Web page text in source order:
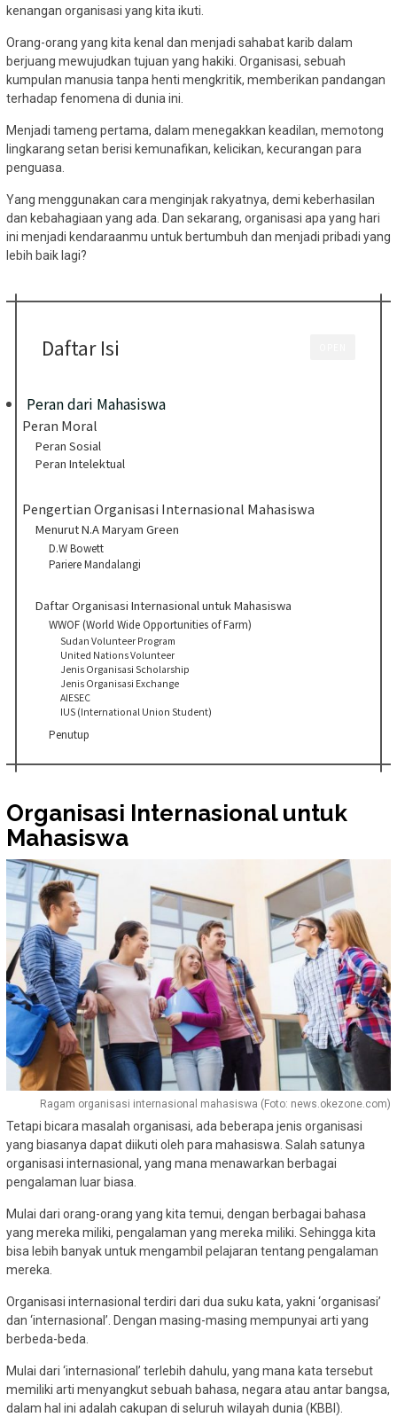
kenangan organisasi yang kita ikuti.
Orang-orang yang kita kenal dan menjadi sahabat karib dalam
berjuang mewujudkan tujuan yang hakiki. Organisasi, sebuah
kumpulan manusia tanpa henti mengkritik, memberikan pandangan
terhadap fenomena di dunia ini.
Menjadi tameng pertama, dalam menegakkan keadilan, memotong
lingkarang setan berisi kemunafikan, kelicikan, kecurangan para
penguasa.
Yang menggunakan cara menginjak rakyatnya, demi keberhasilan
dan kebahagiaan yang ada. Dan sekarang, organisasi apa yang hari
ini menjadi kendaraanmu untuk bertumbuh dan menjadi pribadi yang
lebih baik lagi?
Daftar Isi
Peran dari Mahasiswa
Peran Moral
Peran Sosial
Peran Intelektual
Pengertian Organisasi Internasional Mahasiswa
Menurut N.A Maryam Green
D.W Bowett
Pariere Mandalangi
Daftar Organisasi Internasional untuk Mahasiswa
WWOF (World Wide Opportunities of Farm)
Sudan Volunteer Program
United Nations Volunteer
Jenis Organisasi Scholarship
Jenis Organisasi Exchange
AIESEC
IUS (International Union Student)
Penutup
Organisasi Internasional untuk
Mahasiswa
Ragam organisasi internasional mahasiswa (Foto: news.okezone.com)
Tetapi bicara masalah organisasi, ada beberapa jenis organisasi
yang biasanya dapat diikuti oleh para mahasiswa. Salah satunya
organisasi internasional, yang mana menawarkan berbagai
pengalaman luar biasa.
Mulai dari orang-orang yang kita temui, dengan berbagai bahasa
yang mereka miliki, pengalaman yang mereka miliki. Sehingga kita
bisa lebih banyak untuk mengambil pelajaran tentang pengalaman
mereka.
Organisasi internasional terdiri dari dua suku kata, yakni ‘organisasi’
dan ‘internasional’. Dengan masing-masing mempunyai arti yang
berbeda-beda.
Mulai dari ‘internasional’ terlebih dahulu, yang mana kata tersebut
memiliki arti menyangkut sebuah bahasa, negara atau antar bangsa,
dalam hal ini adalah cakupan di seluruh wilayah dunia (KBBI).